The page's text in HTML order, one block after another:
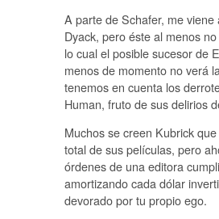
A parte de Schafer, me viene
Dyack, pero éste al menos
lo cual el posible sucesor de
menos de momento no verá
tenemos en cuenta los
Human, fruto de sus delirios
Muchos se creen Kubrick
total de sus películas, pero
órdenes de una editora
amortizando cada dólar
devorado por tu propio ego.